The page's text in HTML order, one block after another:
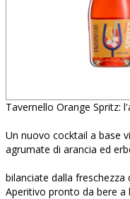
Tavernello Orange Spritz:
Un nuovo cocktail a base
agrumate di arancia ed
bilanciate dalla freschezza
Aperitivo pronto da bere a